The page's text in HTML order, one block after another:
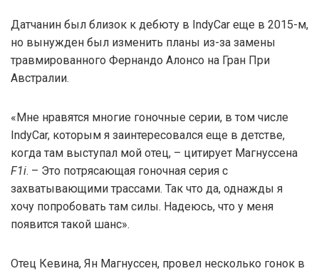
Датчанин был близок к дебюту в IndyCar еще в 2015-м,
но вынужден был изменить планы из-за замены
травмированного Фернандо Алонсо на Гран При
Австралии.
«Мне нравятся многие гоночные серии, в том числе
IndyCar, которым я заинтересовался еще в детстве,
когда там выступал мой отец, – цитирует Магнуссена
F1i. – Это потрясающая гоночная серия с
захватывающими трассами. Так что да, однажды я
хочу попробовать там силы. Надеюсь, что у меня
появится такой шанс».
Отец Кевина, Ян Магнуссен, провел несколько гонок в